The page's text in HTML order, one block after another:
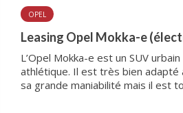
OPEL
Leasing Opel Mokka-e
L’Opel Mokka-e est un SUV
athlétique. Il est très bien adapté
sa grande maniabilité mais il est